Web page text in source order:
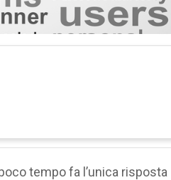
tempo fa l’unica risposta